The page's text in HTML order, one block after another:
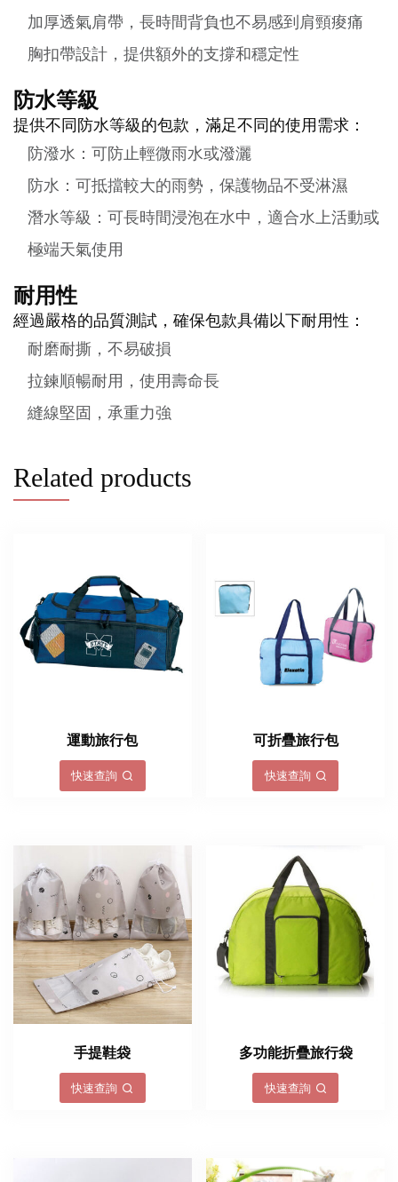
加厚透氣肩帶，長時間背負也不易感到肩頸痠痛
胸扣帶設計，提供額外的支撐和穩定性
防水等級
提供不同防水等級的包款，滿足不同的使用需求：
防潑水：可防止輕微雨水或潑灑
防水：可抵擋較大的雨勢，保護物品不受淋濕
潛水等級：可長時間浸泡在水中，適合水上活動或
極端天氣使用
耐用性
經過嚴格的品質測試，確保包款具備以下耐用性：
耐磨耐撕，不易破損
拉鍊順暢耐用，使用壽命長
縫線堅固，承重力強
Related products
運動旅行包
快速查詢
可折疊旅行包
快速查詢
手提鞋袋
快速查詢
多功能折疊旅行袋
快速查詢